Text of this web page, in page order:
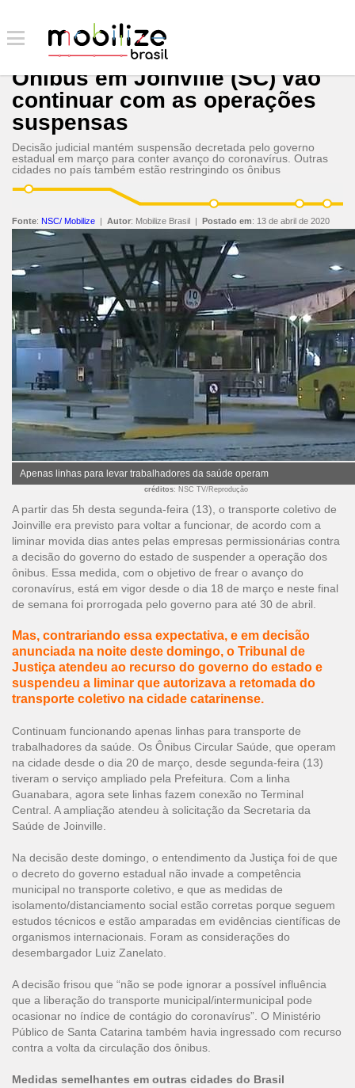
Ônibus em Joinville (SC) vão
continuar com as operações
suspensas
Decisão judicial mantém suspensão decretada pelo governo
estadual em março para conter avanço do coronavírus. Outras
cidades no país também estão restringindo os ônibus
Fonte: NSC/ Mobilize | Autor: Mobilize Brasil | Postado em: 13 de abril de 2020
Apenas linhas para levar trabalhadores da saúde operam
créditos: NSC TV/Reprodução
A partir das 5h desta segunda-feira (13), o transporte coletivo de
Joinville era previsto para voltar a funcionar, de acordo com a
liminar movida dias antes pelas empresas permissionárias contra
a decisão do governo do estado de suspender a operação dos
ônibus. Essa medida, com o objetivo de frear o avanço do
coronavírus, está em vigor desde o dia 18 de março e neste final
de semana foi prorrogada pelo governo para até 30 de abril.
Mas, contrariando essa expectativa, e em decisão
anunciada na noite deste domingo, o Tribunal de
Justiça atendeu ao recurso do governo do estado e
suspendeu a liminar que autorizava a retomada do
transporte coletivo na cidade catarinense.
Continuam funcionando apenas linhas para transporte de
trabalhadores da saúde. Os Ônibus Circular Saúde, que operam
na cidade desde o dia 20 de março, desde segunda-feira (13)
tiveram o serviço ampliado pela Prefeitura. Com a linha
Guanabara, agora sete linhas fazem conexão no Terminal
Central. A ampliação atendeu à solicitação da Secretaria da
Saúde de Joinville.
Na decisão deste domingo, o entendimento da Justiça foi de que
o decreto do governo estadual não invade a competência
municipal no transporte coletivo, e que as medidas de
isolamento/distanciamento social estão corretas porque seguem
estudos técnicos e estão amparadas em evidências científicas de
organismos internacionais. Foram as considerações do
desembargador Luiz Zanelato.
A decisão frisou que “não se pode ignorar a possível influência
que a liberação do transporte municipal/intermunicipal pode
ocasionar no índice de contágio do coronavírus”. O Ministério
Público de Santa Catarina também havia ingressado com recurso
contra a volta da circulação dos ônibus.
Medidas semelhantes em outras cidades do Brasil